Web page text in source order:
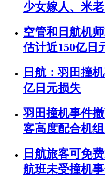
少女嫁人、米
空管和日航机
估计近150亿日
日航：羽田撞
亿日元损失
羽田撞机事件
客高度配合机
日航旅客可免
航班未受撞机